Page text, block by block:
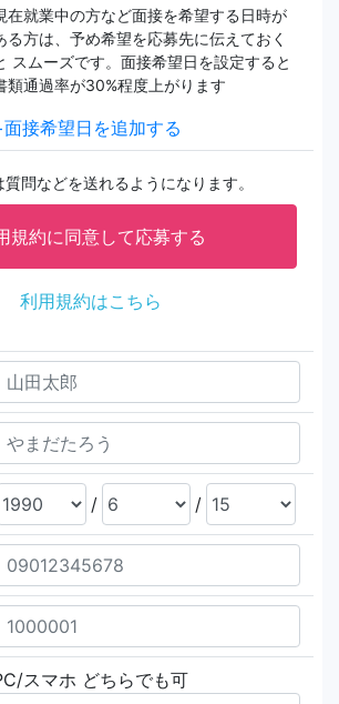
在就業中の方など面接を希望する日時が
る方は、予め希望を応募先に伝えておく
スムーズです。面接希望日を設定すると
類通過率が30%程度上がります
面接希望日を追加する
問などを送れるようになります。
利用規約はこちら
/ /
スマホ どちらでも可